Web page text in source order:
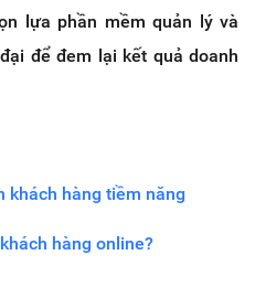
lựa phần mềm quản lý và
để đem lại kết quả doanh
khách hàng tiềm năng
hàng online?